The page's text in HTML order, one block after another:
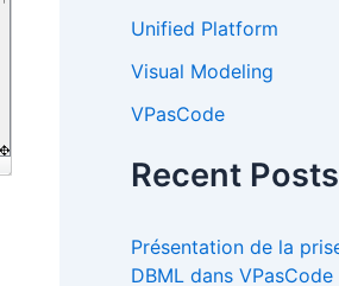
Unified Platform
Visual Modeling
VPasCode
Recent Posts
Présentation de la
DBML dans VPasCode